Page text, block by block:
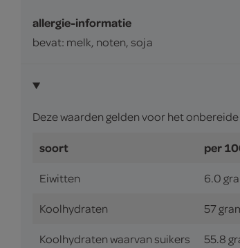
allergie-informatie
bevat: melk, noten, soja
Deze waarden gelden voor het
soort per
Eiwitten 6.0
Koolhydraten 57
Koolhydraten waarvan suikers 55.8